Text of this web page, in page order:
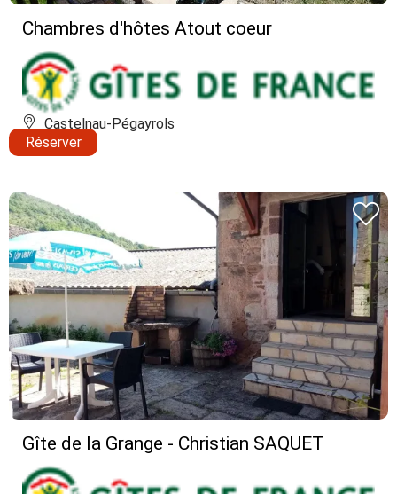
Chambres d'hôtes Atout coeur
Castelnau-Pégayrols
Réserver
Gîte de la Grange - Christian SAQUET